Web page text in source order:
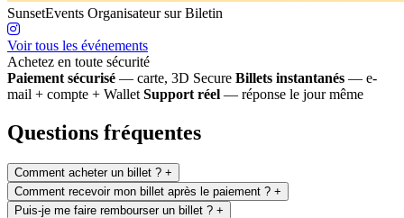
SunsetEvents Organisateur sur Biletin
Voir tous les événements
Achetez en toute sécurité
Paiement sécurisé — carte, 3D Secure Billets instantanés — e-
mail + compte + Wallet Support réel — réponse le jour même
Questions fréquentes
Comment acheter un billet ? +
Comment recevoir mon billet après le paiement ? +
Puis-je me faire rembourser un billet ? +